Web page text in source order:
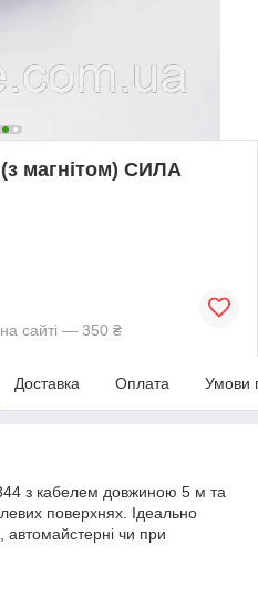
магнітом) СИЛА
сайті — 350 ₴
Доставка Оплата Умови
з кабелем довжиною 5 м та
поверхнях. Ідеально
автомайстерні чи при